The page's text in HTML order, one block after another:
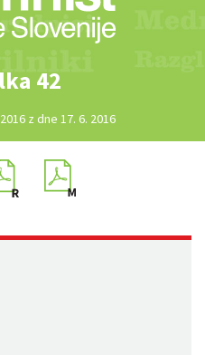
42
z dne 17. 6. 2016